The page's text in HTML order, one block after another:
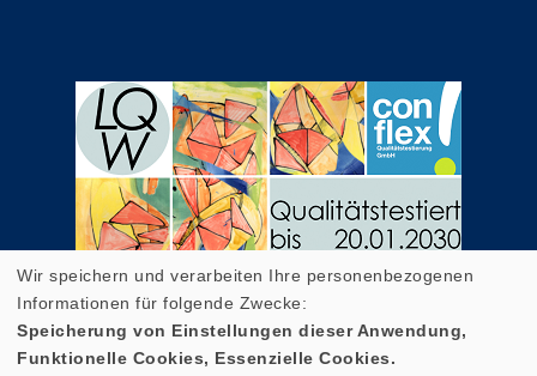
Cookie Einstellungen
Wir speichern und verarbeiten Ihre personenbezogenen
Informationen für folgende Zwecke:
Speicherung von Einstellungen dieser Anwendung,
Funktionelle Cookies, Essenzielle Cookies.